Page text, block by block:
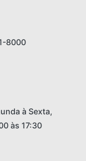
8000
à Sexta,
às 17:30